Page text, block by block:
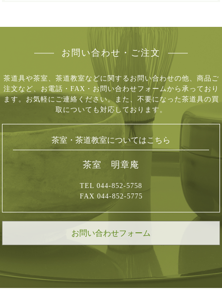
お問い合わせ・ご注文
茶道具や茶室、茶道教室などに関するお問い合わせの他、商品ご
注文など、 お電話・FAX・お問い合わせフォームから承っており
ます。お気軽にご連絡ください。 また、不要になった茶道具の買
取についても対応しております。
茶室・茶道教室についてはこちら
茶室 明章庵
TEL 044-852-5758
FAX 044-852-5775
お問い合わせフォーム